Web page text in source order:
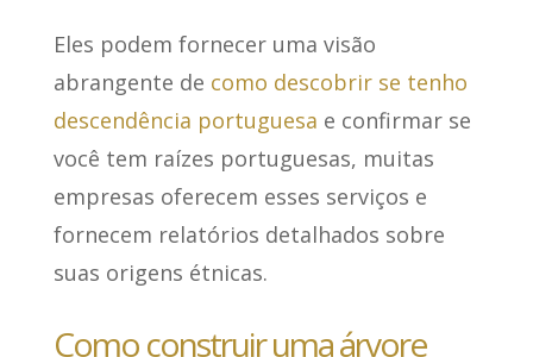
Eles podem fornecer uma visão
abrangente de como descobrir se tenho
descendência portuguesa e confirmar se
você tem raízes portuguesas, muitas
empresas oferecem esses serviços e
fornecem relatórios detalhados sobre
suas origens étnicas.
Como construir uma árvore